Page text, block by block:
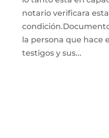
notario verificara esta
la persona que hace
testigos y sus...